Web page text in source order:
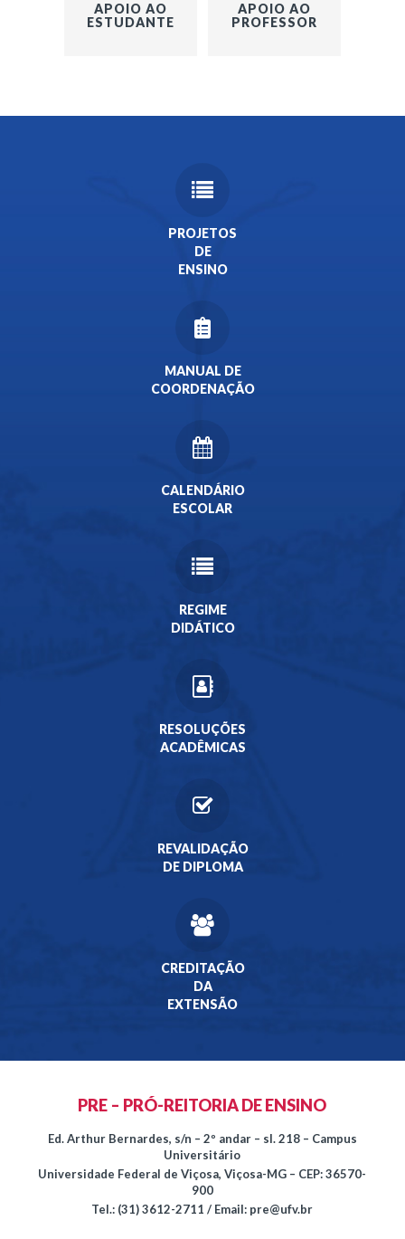
APOIO AO
ESTUDANTE
APOIO AO
PROFESSOR
PROJETOS
DE
ENSINO
MANUAL DE
COORDENAÇÃO
CALENDÁRIO
ESCOLAR
REGIME
DIDÁTICO
RESOLUÇÕES
ACADÊMICAS
REVALIDAÇÃO
DE DIPLOMA
CREDITAÇÃO
DA
EXTENSÃO
PRE – PRÓ-REITORIA DE ENSINO
Ed. Arthur Bernardes, s/n – 2º andar – sl. 218 – Campus
Universitário
Universidade Federal de Viçosa, Viçosa-MG – CEP: 36570-
900
Tel.: (31) 3612-2711 / Email: pre@ufv.br